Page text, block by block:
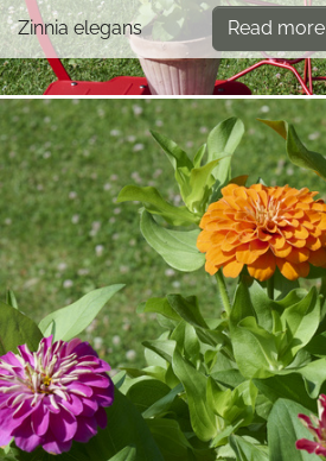
Zinnia elegans Read more